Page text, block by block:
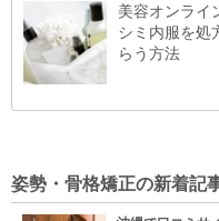
美容オンライ
シミ内服を処
らう方法
姿勢・骨格矯正の新着記